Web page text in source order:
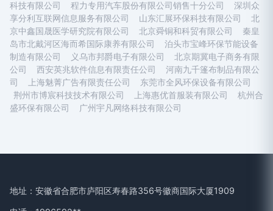
科技有限公司
程力专用汽车股份有限公司销售十分公司
深圳众
享分利互联网信息服务有限公司
山东汇展环保科技有限公司
北
京中鑫国晟医学研究院有限公司
北京舜铜和科贸有限公司
秦皇
岛市北戴河区海而希国际康养有限公司
泊头市宝峰环保节能设备
制造有限公司
义乌市邦爵电子有限公司
北京期冀电子商务有限
公司
西安英兆软件信息有限责任公司
河南九千篷布制品有限公
司
上海魅菁广告有限责任公司
东莞市全风环保设备有限公司
荆州市博宸科技技术有限公司
上海惠优首服装有限公司
杭州合
盛环保有限公司
广州宇凡网络科技有限公司
地址：安徽省合肥市庐阳区寿春路356号徽商国际大厦1909